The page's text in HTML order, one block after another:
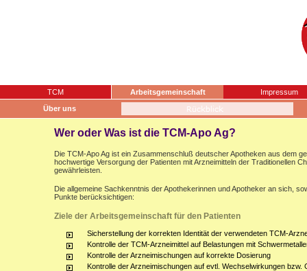
TCM Arbeitsgemeinschaft
Impressum
Über uns
Wer oder Was ist die TCM-Apo Ag?
Die TCM-Apo Ag ist ein Zusammenschluß deutscher Apotheken aus dem
hochwertige Versorgung der Patienten mit Arzneimitteln der Traditionellen
gewährleisten.
Die allgemeine Sachkenntnis der Apothekerinnen und Apotheker an sich,
Punkte berücksichtigen:
Ziele der Arbeitsgemeinschaft für den Patienten
Sicherstellung der korrekten Identität der verwendeten TCM-
Kontrolle der TCM-Arzneimittel auf Belastungen mit
Kontrolle der Arzneimischungen auf korrekte Dosierung
Kontrolle der Arzneimischungen auf evtl. Wechselwirkungen